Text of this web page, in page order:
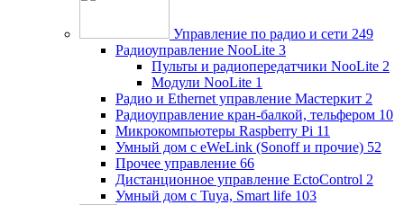
Управление по радио и сети 249
Радиоуправление NooLite 3
Пульты и радиопередатчики NooLite 2
Модули NooLite 1
Радио и Ethernet управление Мастеркит 2
Радиоуправление кран-балкой, тельфером 10
Микрокомпьютеры Raspberry Pi 11
Умный дом c eWeLink (Sonoff и прочие) 52
Прочее управление 66
Дистанционное управление EctoControl 2
Умный дом с Tuya, Smart life 103